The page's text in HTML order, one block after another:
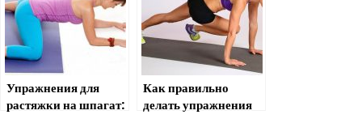
Упражнения для
растяжки на шпагат:
Как правильно
делать упражнения